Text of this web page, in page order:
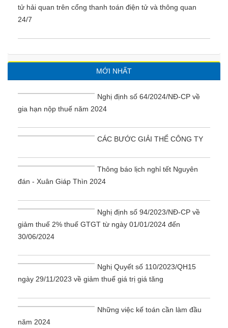
tử hải quan trên cổng thanh toán điện tử và thông quan
24/7
MỚI NHẤT
Nghị định số 64/2024/NĐ-CP về
gia hạn nộp thuế năm 2024
CÁC BƯỚC GIẢI THỂ CÔNG TY
Thông báo lịch nghỉ tết Nguyên
đán - Xuân Giáp Thìn 2024
Nghị định số 94/2023/NĐ-CP về
giảm thuế 2% thuế GTGT từ ngày 01/01/2024 đến
30/06/2024
Nghị Quyết số 110/2023/QH15
ngày 29/11/2023 về giảm thuế giá trị giá tăng
Những việc kế toán cần làm đầu
năm 2024